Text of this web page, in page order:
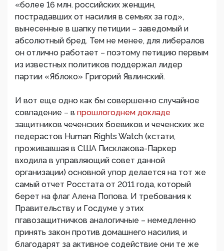
«более 16 млн. российских женщин,
пострадавших от насилия в семьях за год»,
вынесенные в шапку петиции – заведомый и
абсолютный бред. Тем не менее, для либералов
он отлично работает – поэтому петицию первым
из известных политиков поддержал лидер
партии «Яблоко» Григорий Явлинский.
И вот еще одно как бы совершенно случайное
совпадение – в прошлогоднем докладе
защитников чеченских боевиков и чеченских же
педерастов Human Rights Watch (кстати,
проживавшая в США Писклакова-Паркер
входила в управляющий совет данной
организации) основной упор делается на тот же
самый отчет Росстата от 2011 года, который
берет на флаг Алена Попова. И требования к
Правительству и Госдуме у этих
пгавозащитничков аналогичные – немедленно
принять закон против домашнего насилия, и
благодарят за активное содействие они те же